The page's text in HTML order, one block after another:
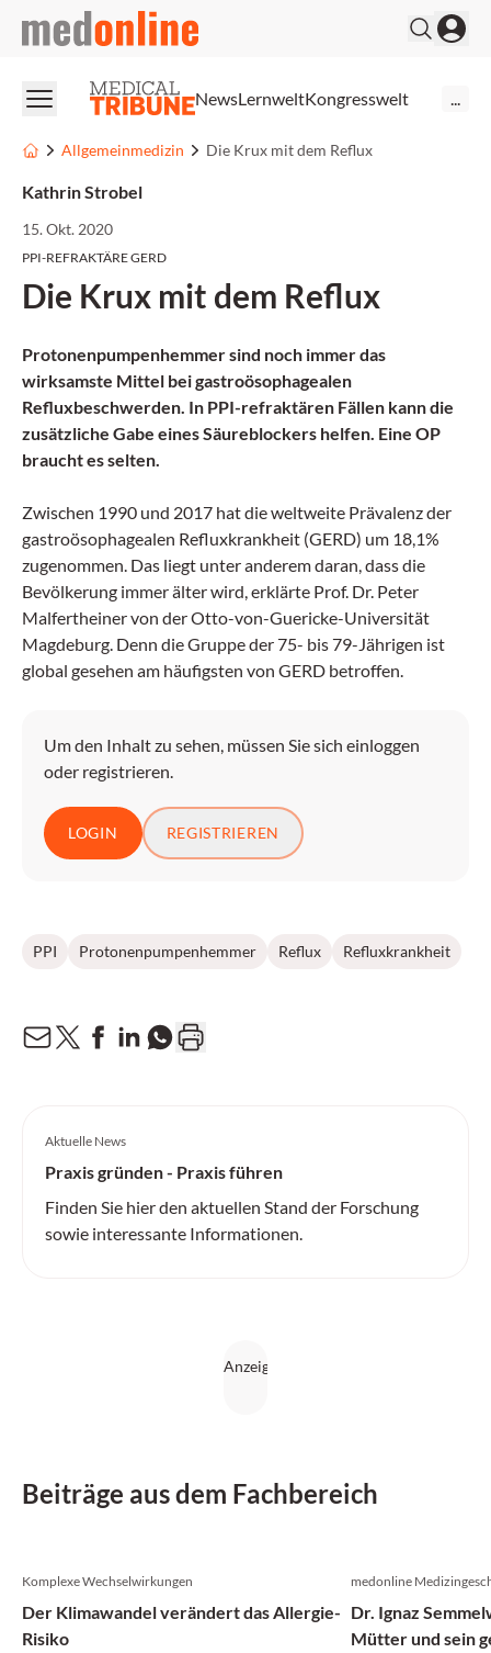
medonline
NewsLernweltKongresswelt
Allgemeinmedizin Die Krux mit dem Reflux
Kathrin Strobel
15. Okt. 2020
PPI-REFRAKTÄRE GERD
Die Krux mit dem Reflux
Protonenpumpenhemmer sind noch immer das
wirksamste Mittel bei gastroösophagealen
Refluxbeschwerden. In PPI-refraktären Fällen kann die
zusätzliche Gabe eines Säureblockers helfen. Eine OP
braucht es selten.
Zwischen 1990 und 2017 hat die weltweite Prävalenz der
gastroösophagealen Refluxkrankheit (GERD) um 18,1%
zugenommen. Das liegt unter anderem daran, dass die
Bevölkerung immer älter wird, erklärte Prof. Dr. Peter
Malfertheiner von der Otto-von-Guericke-Universität
Magdeburg. Denn die Gruppe der 75- bis 79-Jährigen ist
global gesehen am häufigsten von GERD betroffen.
Um den Inhalt zu sehen, müssen Sie sich einloggen
oder registrieren.
LOGIN REGISTRIEREN
PPI Protonenpumpenhemmer Reflux Refluxkrankheit
Aktuelle News
Praxis gründen - Praxis führen
Finden Sie hier den aktuellen Stand der Forschung
sowie interessante Informationen.
Beiträge aus dem Fachbereich
Komplexe Wechselwirkungen
Der Klimawandel verändert das Allergie-
Risiko
medonline
Dr. Ignaz
Mütter und sein